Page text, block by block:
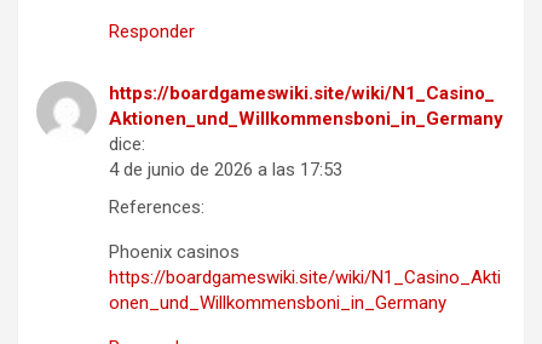
Responder
https://boardgameswiki.site/wiki/N1_Casino_
Aktionen_und_Willkommensboni_in_Germany
dice:
4 de junio de 2026 a las 17:53
References:
Phoenix casinos
https://boardgameswiki.site/wiki/N1_Casino_Akti
onen_und_Willkommensboni_in_Germany